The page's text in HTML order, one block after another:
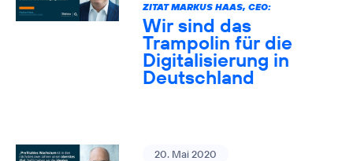
ZITAT MARKUS HAAS, CEO:
Wir sind das
Trampolin für die
Digitalisierung in
Deutschland
20. Mai 2020